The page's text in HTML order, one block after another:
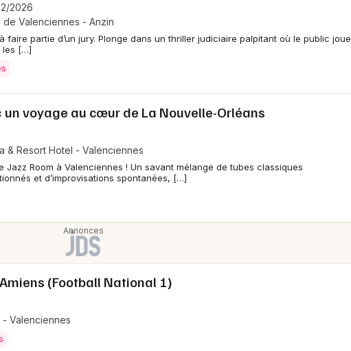
2026
Valenciennes - Anzin
à faire partie d’un jury. Plonge dans un thriller judiciaire palpitant où le public joue
les […]
un voyage au cœur de La Nouvelle-Orléans
& Resort Hotel - Valenciennes
Jazz Room à Valenciennes ! Un savant mélange de tubes classiques
et d’improvisations spontanées, […]
(Football National 1)
Valenciennes